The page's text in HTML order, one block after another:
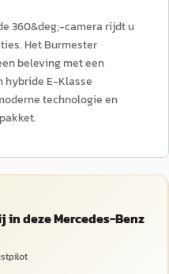
360&deg;-camera rijdt u
Het Burmester
beleving met een
hybride E-Klasse
technologie en
deze Mercedes-Benz